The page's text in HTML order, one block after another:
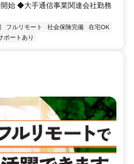
始 ◆大手通信事業関連会社勤務
フルリモート 社会保険完備
在宅OK
ポートあり